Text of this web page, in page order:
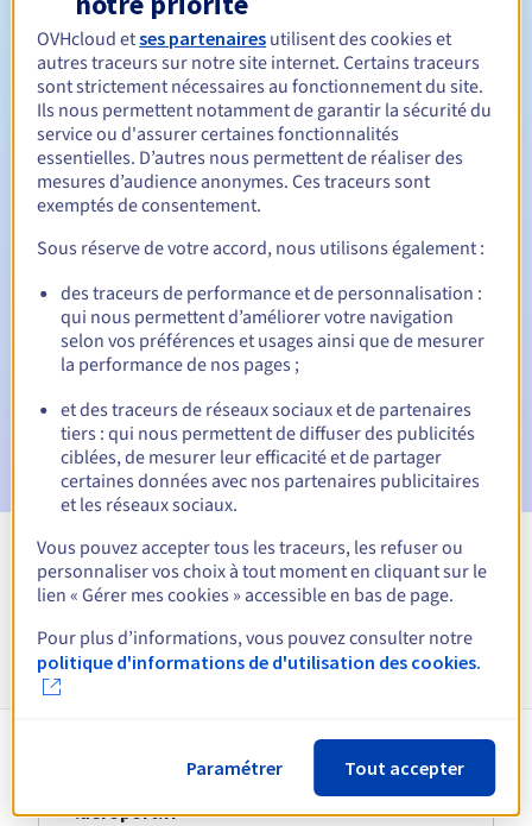
Durée de renouvellement
Période de rédemption
Notifications automatiques :
date d'échéance
E-mail le jour de l'expirationpour notification de la
suspension du nom de domaine
E-mail après la période de grâce de rédemptionpour
notification de la suppression du nom de domaine
Voir toutes les extensions
Informations sur le .aeroport.fr
Création de votre nom de domaine en
.aeroport.fr
OVHcloud etses partenaires utilisent des cookies et
autres traceurs sur notre site internet. Certains traceurs
sont strictement nécessaires au fonctionnement du site.
Ils nous permettent notamment de garantir la sécurité du
service ou d'assurer certaines fonctionnalités
essentielles. D’autres nous permettent de réaliser des
mesures d’audience anonymes. Ces traceurs sont
exemptés de consentement.
Sous réserve de votre accord, nous utilisons également :
des traceurs de performance et de personnalisation :
qui nous permettent d’améliorer votre navigation
selon vos préférences et usages ainsi que de mesurer
la performance de nos pages ;
et des traceurs de réseaux sociaux et de partenaires
tiers : qui nous permettent de diffuser des publicités
ciblées, de mesurer leur efficacité et de partager
certaines données avec nos partenaires publicitaires
et les réseaux sociaux.
Vous pouvez accepter tous les traceurs, les refuser ou
personnaliser vos choix à tout moment en cliquant sur le
lien « Gérer mes cookies » accessible en bas de page.
Pour plus d’informations, vous pouvez consulter notre
politique d'informations de d'utilisation des cookies.
Paramétrer Tout accepter